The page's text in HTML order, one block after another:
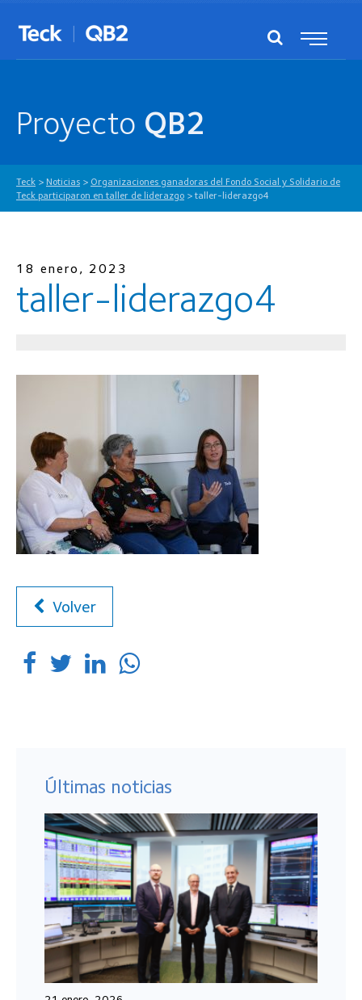
Proyecto QB2
Teck > Noticias > Organizaciones ganadoras del Fondo Social y Solidario de
Teck participaron en taller de liderazgo > taller-liderazgo4
18 enero, 2023
taller-liderazgo4
Volver
Últimas noticias